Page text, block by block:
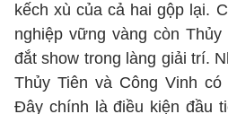
kếch xù của cả hai gộp lại.
nghiệp vững vàng còn
đắt show trong làng giải trí.
Thủy Tiên và Công Vinh
Đây chính là điều kiện đầu